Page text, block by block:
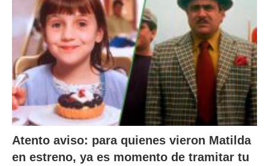
Atento aviso: para quienes vieron Matilda
en estreno, ya es momento de tramitar tu